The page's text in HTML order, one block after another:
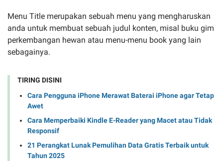
Menu Title merupakan sebuah menu yang mengharuskan
anda untuk membuat sebuah judul konten, misal buku gim
perkembangan hewan atau menu-menu book yang lain
sebagainya.
TIRING DISINI
Cara Pengguna iPhone Merawat Baterai iPhone agar Tetap
Awet
Cara Memperbaiki Kindle E-Reader yang Macet atau Tidak
Responsif
21 Perangkat Lunak Pemulihan Data Gratis Terbaik untuk
Tahun 2025